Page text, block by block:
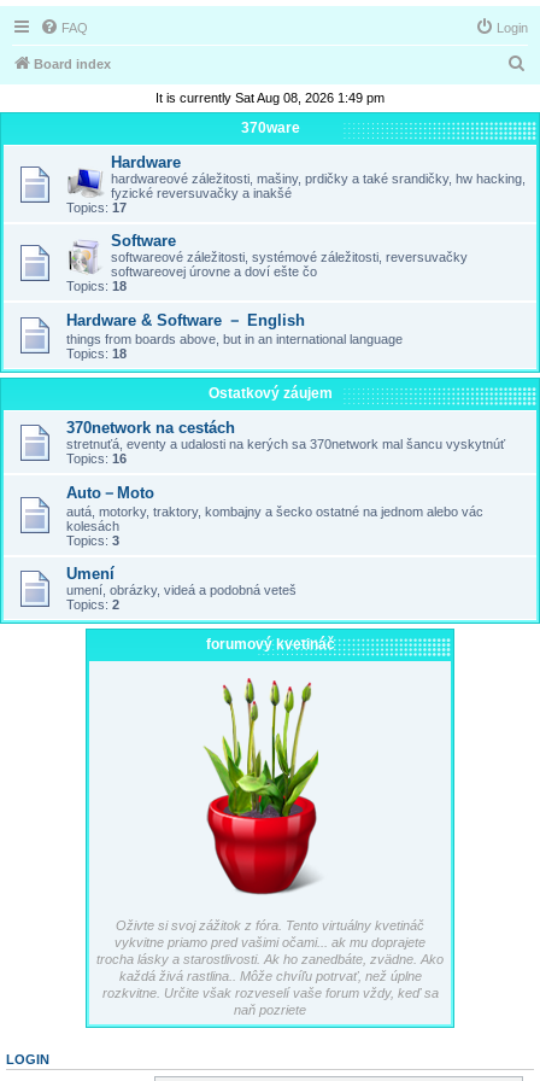
FAQ Login
Board index
a
r
It is currently Sat Aug 08, 2026 1:49 pm
370ware
Hardware
hardwareové záležitosti, mašiny, prdičky a také srandičky, hw hacking,
fyzické reversuvačky a inakšé
Topics: 17
Software
softwareové záležitosti, systémové záležitosti, reversuvačky
softwareovej úrovne a doví ešte čo
Topics: 18
Hardware & Software － English
things from boards above, but in an international language
Topics: 18
Ostatkový záujem
370network na cestách
stretnuťá, eventy a udalosti na kerých sa 370network mal šancu vyskytnúť
Topics: 16
Auto－Moto
autá, motorky, traktory, kombajny a šecko ostatné na jednom alebo vác
kolesách
Topics: 3
Umení
umení, obrázky, videá a podobná veteš
Topics: 2
forumový kvetináč
Oživte si svoj zážitok z fóra. Tento virtuálny kvetináč
vykvitne priamo pred vašimi očami... ak mu doprajete
trocha lásky a starostlivosti. Ak ho zanedbáte, zvädne. Ako
každá živá rastlina.. Môže chvíľu potrvať, než úplne
rozkvitne. Určite však rozveselí vaše forum vždy, keď sa
naň pozriete
LOGIN